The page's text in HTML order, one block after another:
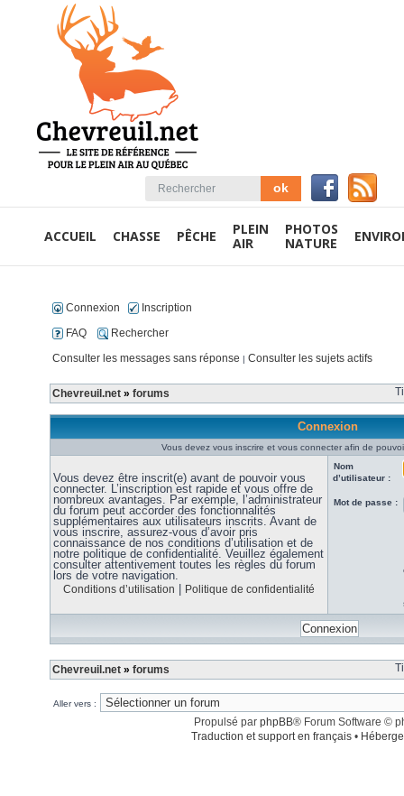
ACCUEIL CHASSE PÊCHE
PLEIN
AIR
PHOTOS
NATURE
Connexion
Inscription
FAQ
Rechercher
Consulter les messages sans réponse | Consulter les sujets actifs
Chevreuil.net » forums
Connexion
Vous devez vous inscrire et vous connecter afin de
Vous devez être inscrit(e) avant de pouvoir vous
connecter. L’inscription est rapide et vous offre de
nombreux avantages. Par exemple, l’administrateur
du forum peut accorder des fonctionnalités
supplémentaires aux utilisateurs inscrits. Avant de
vous inscrire, assurez-vous d’avoir pris
connaissance de nos conditions d’utilisation et de
notre politique de confidentialité. Veuillez également
consulter attentivement toutes les règles du forum
lors de votre navigation.
Conditions d’utilisation Politique de confidentialité
Nom
d’utilisateur :
Mot de passe :
Chevreuil.net » forums
Aller vers :
Propulsé par phpBB® Forum Software ©
Traduction et support en français •